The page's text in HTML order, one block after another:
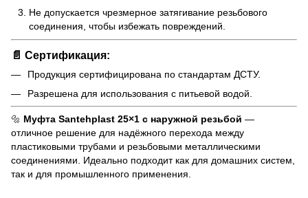
Не допускается чрезмерное затягивание резьбового
соединения, чтобы избежать повреждений.
📄 Сертификация:
Продукция сертифицирована по стандартам ДСТУ.
Разрешена для использования с питьевой водой.
🔩 Муфта Santehplast 25×1 с наружной резьбой —
отличное решение для надёжного перехода между
пластиковыми трубами и резьбовыми металлическими
соединениями. Идеально подходит как для домашних систем,
так и для промышленного применения.